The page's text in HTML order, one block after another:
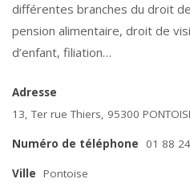
différentes branches du droit
pension alimentaire, droit de
d’enfant, filiation…
Adresse
13, Ter rue Thiers, 95300
Numéro de téléphone 01 88
Ville Pontoise